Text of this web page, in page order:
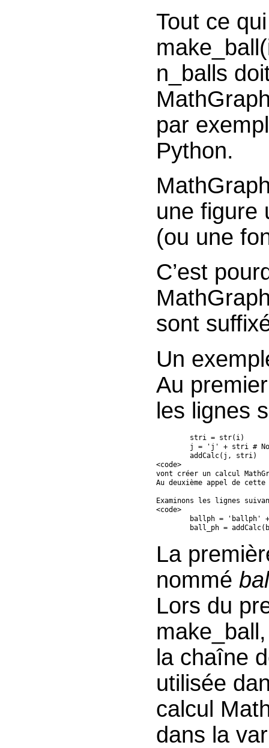
Tout ce
n_balls
par
Python.
une figure
(ou une
C’est
sont
Un
Au
les lignes
<code>
vont créer un calcul
Au deuxième appel de
Examinons les lignes
<code>
ball_ph =
La
nommé
Lors du
la chaîne
utilisée
calcul
dans la